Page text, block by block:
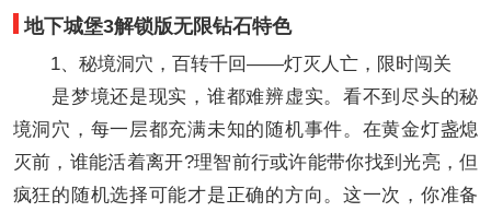
地下城堡3解锁版无限钻石特色
1、秘境洞穴，百转千回——灯灭人亡，限时闯关
是梦境还是现实，谁都难辨虚实。看不到尽头的秘
境洞穴，每一层都充满未知的随机事件。在黄金灯盏熄
灭前，谁能活着离开?理智前行或许能带你找到光亮，但
疯狂的随机选择可能才是正确的方向。这一次，你准备